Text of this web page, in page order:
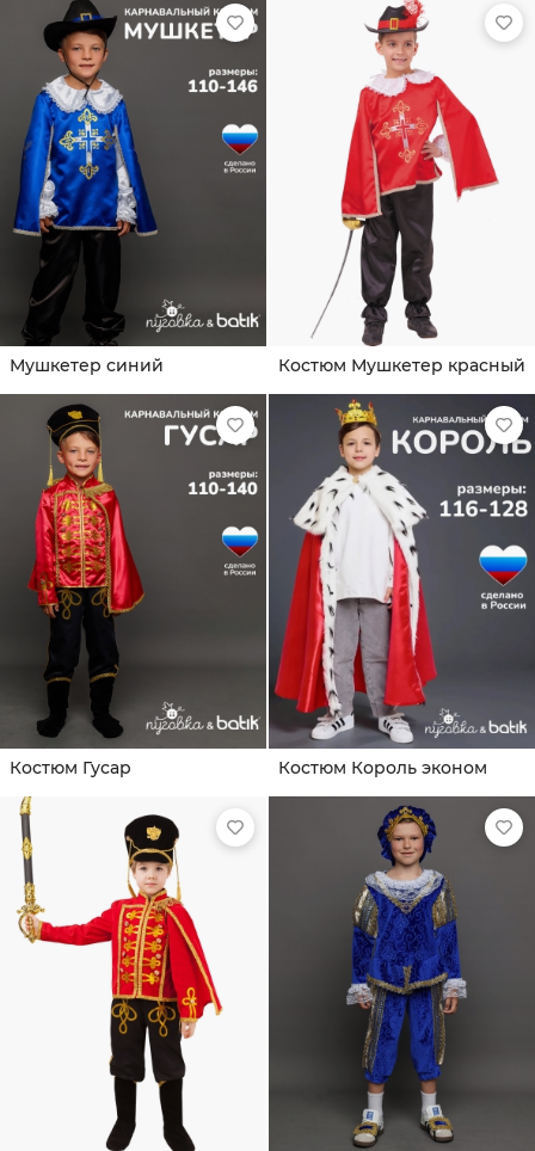
Мушкетер синий Костюм Мушкетер красный
Костюм Гусар Костюм Король эконом